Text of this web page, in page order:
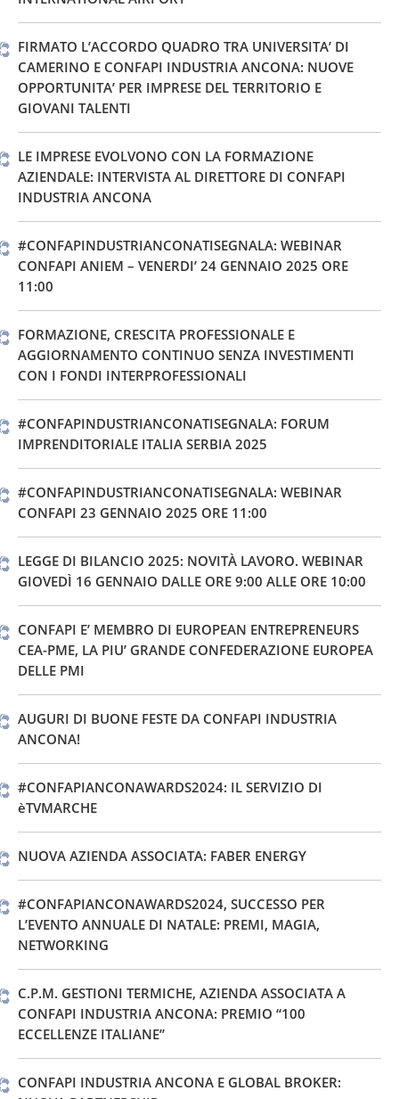
FIRMATO L’ACCORDO QUADRO TRA UNIVERSITA’ DI
CAMERINO E CONFAPI INDUSTRIA ANCONA: NUOVE
OPPORTUNITA’ PER IMPRESE DEL TERRITORIO E
GIOVANI TALENTI
LE IMPRESE EVOLVONO CON LA FORMAZIONE
AZIENDALE: INTERVISTA AL DIRETTORE DI CONFAPI
INDUSTRIA ANCONA
#CONFAPINDUSTRIANCONATISEGNALA: WEBINAR
CONFAPI ANIEM – VENERDI’ 24 GENNAIO 2025 ORE
11:00
FORMAZIONE, CRESCITA PROFESSIONALE E
AGGIORNAMENTO CONTINUO SENZA INVESTIMENTI
CON I FONDI INTERPROFESSIONALI
#CONFAPINDUSTRIANCONATISEGNALA: FORUM
IMPRENDITORIALE ITALIA SERBIA 2025
#CONFAPINDUSTRIANCONATISEGNALA: WEBINAR
CONFAPI 23 GENNAIO 2025 ORE 11:00
LEGGE DI BILANCIO 2025: NOVITÀ LAVORO. WEBINAR
GIOVEDÌ 16 GENNAIO DALLE ORE 9:00 ALLE ORE 10:00
CONFAPI E’ MEMBRO DI EUROPEAN ENTREPRENEURS
CEA-PME, LA PIU’ GRANDE CONFEDERAZIONE EUROPEA
DELLE PMI
AUGURI DI BUONE FESTE DA CONFAPI INDUSTRIA
ANCONA!
#CONFAPIANCONAWARDS2024: IL SERVIZIO DI
èTVMARCHE
NUOVA AZIENDA ASSOCIATA: FABER ENERGY
#CONFAPIANCONAWARDS2024, SUCCESSO PER
L’EVENTO ANNUALE DI NATALE: PREMI, MAGIA,
NETWORKING
C.P.M. GESTIONI TERMICHE, AZIENDA ASSOCIATA A
CONFAPI INDUSTRIA ANCONA: PREMIO “100
ECCELLENZE ITALIANE”
CONFAPI INDUSTRIA ANCONA E GLOBAL BROKER: